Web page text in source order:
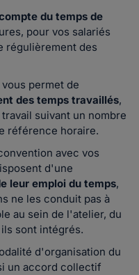
du temps de
pour vos salariés
régulièrement des
permet de
des temps travaillés,
suivant un nombre
référence horaire.
avec vos
d'une
leur emploi du temps,
ne les conduit pas à
au sein de l'atelier, du
sont intégrés.
d'organisation du
un accord collectif